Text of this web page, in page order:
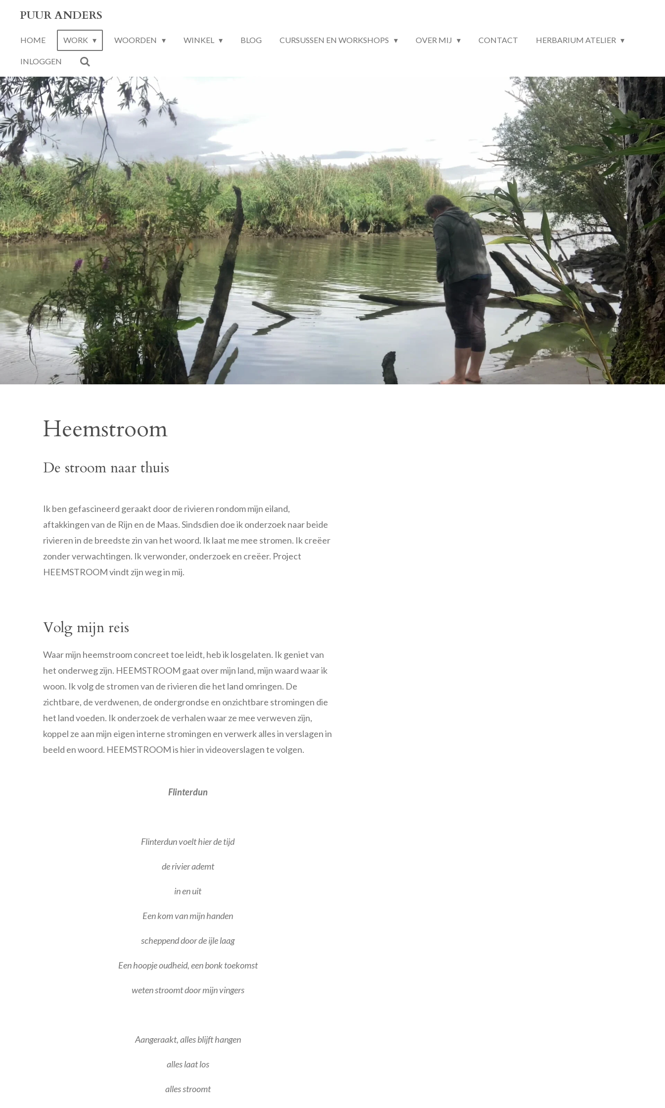
naar
hoofdinhoud
PUUR ANDERS
HOME WORK WOORDEN WINKEL BLOG CURSUSSEN EN WORKSHOPS OVER MIJ CONTACT HERBARIUM ATELIER
INLOGGEN
Heemstroom
De stroom naar thuis
Ik ben gefascineerd geraakt door de rivieren rondom mijn eiland,
aftakkingen van de Rijn en de Maas. Sindsdien doe ik onderzoek naar beide
rivieren in de breedste zin van het woord. Ik laat me mee stromen. Ik creëer
zonder verwachtingen. Ik verwonder, onderzoek en creëer. Project
HEEMSTROOM vindt zijn weg in mij.
Volg mijn reis
Waar mijn heemstroom concreet toe leidt, heb ik losgelaten. Ik geniet van
het onderweg zijn. HEEMSTROOM gaat over mijn land, mijn waard waar ik
woon. Ik volg de stromen van de rivieren die het land omringen. De
zichtbare, de verdwenen, de ondergrondse en onzichtbare stromingen die
het land voeden. Ik onderzoek de verhalen waar ze mee verweven zijn,
koppel ze aan mijn eigen interne stromingen en verwerk alles in verslagen in
beeld en woord. HEEMSTROOM is hier in videoverslagen te volgen.
Flinterdun
Flinterdun voelt hier de tijd
de rivier ademt
in en uit
Een kom van mijn handen
scheppend door de ijle laag
Een hoopje oudheid, een bonk toekomst
weten stroomt door mijn vingers
Aangeraakt, alles blijft hangen
alles laat los
alles stroomt